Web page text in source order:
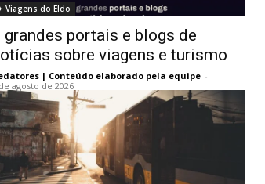
Viagens do Eldo
grandes portais e blogs de
sobre viagens e turismo
| Conteúdo elaborado pela equipe -
agosto de 2026